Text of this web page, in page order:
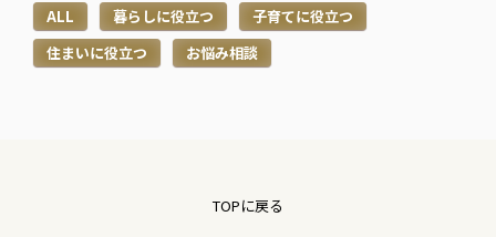
ALL 暮らしに役立つ
子育てに役立つ
住まいに役立つ
お悩み相談
TOPに戻る